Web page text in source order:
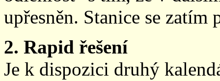
upřesněn. Stanice se zatím
2. Rapid řešení
Je k dispozici druhý